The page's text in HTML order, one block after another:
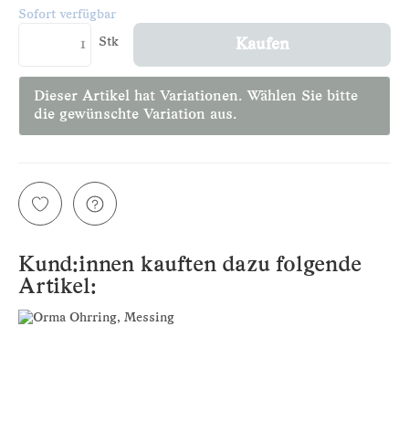
Sofort verfügbar
Stk Kaufen
Dieser Artikel hat Variationen. Wählen Sie bitte
die gewünschte Variation aus.
Kund:innen kauften dazu folgende
Artikel: